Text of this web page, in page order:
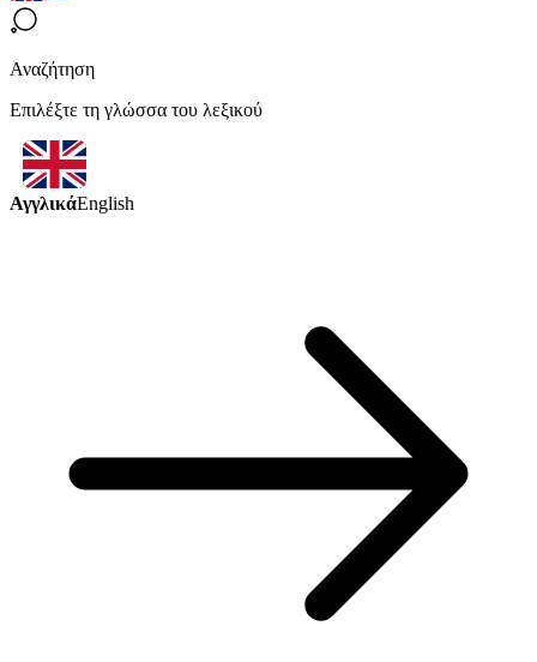
Αναζήτηση
Επιλέξτε τη γλώσσα του λεξικού
ΑγγλικάEnglish